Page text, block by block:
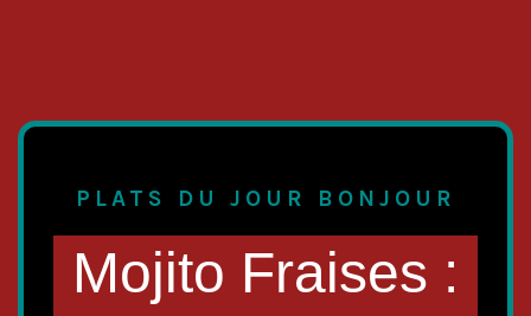
PLATS DU JOUR BONJOUR
Mojito Fraises :